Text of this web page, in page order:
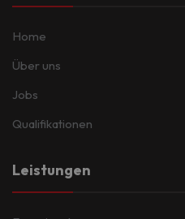
Home
Über uns
Jobs
Qualifikationen
Leistungen